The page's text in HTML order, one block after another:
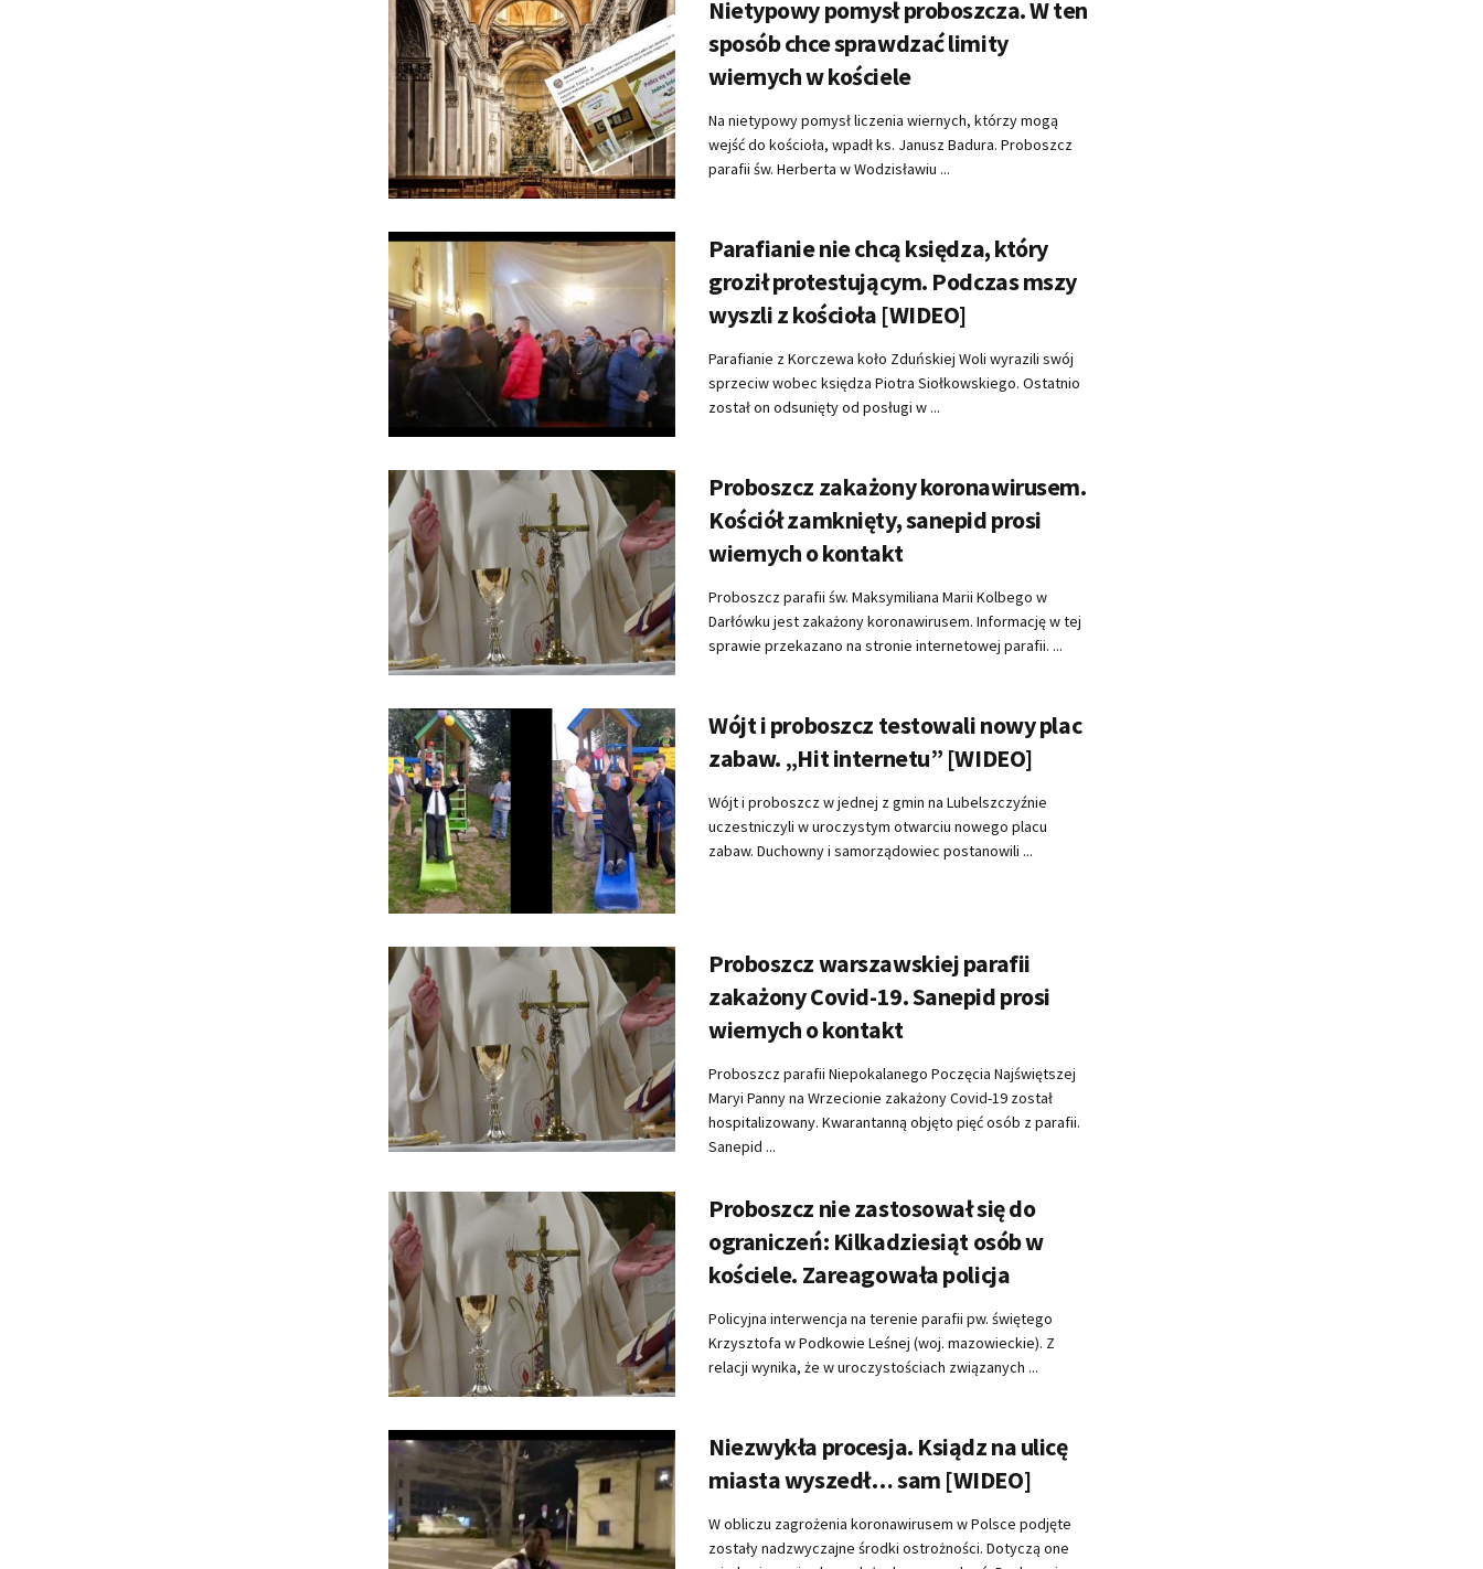
Nietypowy pomysł proboszcza. W ten
sposób chce sprawdzać limity
wiernych w kościele
Na nietypowy pomysł liczenia wiernych, którzy mogą
wejść do kościoła, wpadł ks. Janusz Badura. Proboszcz
parafii św. Herberta w Wodzisławiu ...
Parafianie nie chcą księdza, który
groził protestującym. Podczas mszy
wyszli z kościoła [WIDEO]
Parafianie z Korczewa koło Zduńskiej Woli wyrazili swój
sprzeciw wobec księdza Piotra Siołkowskiego. Ostatnio
został on odsunięty od posługi w ...
Proboszcz zakażony koronawirusem.
Kościół zamknięty, sanepid prosi
wiernych o kontakt
Proboszcz parafii św. Maksymiliana Marii Kolbego w
Darłówku jest zakażony koronawirusem. Informację w tej
sprawie przekazano na stronie internetowej parafii. ...
Wójt i proboszcz testowali nowy plac
zabaw. „Hit internetu” [WIDEO]
Wójt i proboszcz w jednej z gmin na Lubelszczyźnie
uczestniczyli w uroczystym otwarciu nowego placu
zabaw. Duchowny i samorządowiec postanowili ...
Proboszcz warszawskiej parafii
zakażony Covid-19. Sanepid prosi
wiernych o kontakt
Proboszcz parafii Niepokalanego Poczęcia Najświętszej
Maryi Panny na Wrzecionie zakażony Covid-19 został
hospitalizowany. Kwarantanną objęto pięć osób z parafii.
Sanepid ...
Proboszcz nie zastosował się do
ograniczeń: Kilkadziesiąt osób w
kościele. Zareagowała policja
Policyjna interwencja na terenie parafii pw. świętego
Krzysztofa w Podkowie Leśnej (woj. mazowieckie). Z
relacji wynika, że w uroczystościach związanych ...
Niezwykła procesja. Ksiądz na ulicę
miasta wyszedł… sam [WIDEO]
W obliczu zagrożenia koronawirusem w Polsce podjęte
zostały nadzwyczajne środki ostrożności. Dotyczą one